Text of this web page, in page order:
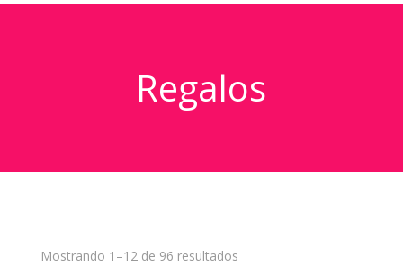
Regalos
Mostrando 1–12 de 96 resultados